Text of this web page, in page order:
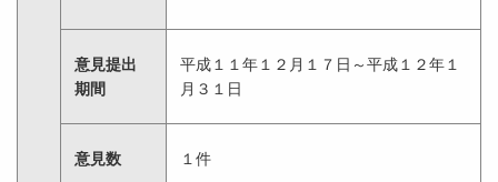
意見提出
期間
平成１１年１２月１７日～平成１２年１
月３１日
意見数 １件